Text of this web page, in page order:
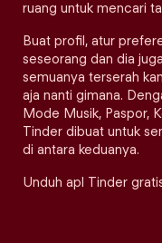
ruang untuk mencari
Buat profil, atur
seseorang dan dia
semuanya terserah
aja nanti gimana.
Mode Musik, Paspor,
Tinder dibuat untuk
di antara keduanya.
Unduh apl Tinder